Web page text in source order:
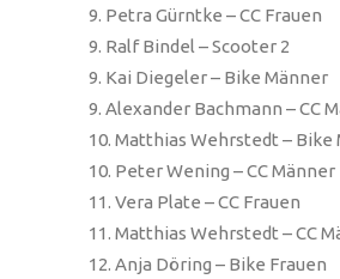
9. Petra Gürntke – CC Frauen
9. Ralf Bindel – Scooter 2
9. Kai Diegeler – Bike Männer
9. Alexander Bachmann – CC
10. Matthias Wehrstedt – Bike
10. Peter Wening – CC Männer
11. Vera Plate – CC Frauen
11. Matthias Wehrstedt – CC
12. Anja Döring – Bike Frauen